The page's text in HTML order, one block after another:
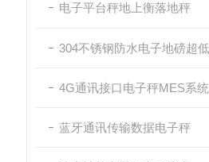
电子平台秤地上衡落地秤
4G通讯接口电子秤MES系统
蓝牙通讯传输数据电子秤